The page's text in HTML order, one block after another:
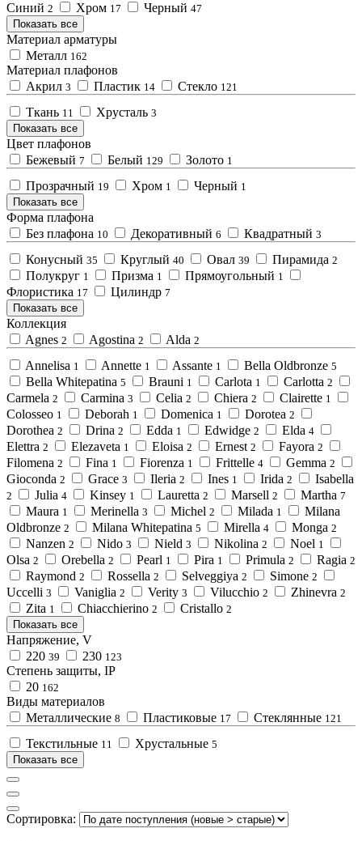
Синий 2 Хром 17 Черный 47
Показать все
Материал арматуры
Металл 162
Материал плафонов
Акрил 3 Пластик 14 Стекло 121
Ткань 11 Хрусталь 3
Показать все
Цвет плафонов
Бежевый 7 Белый 129 Золото 1
Прозрачный 19 Хром 1 Черный 1
Показать все
Форма плафона
Без плафона 10 Декоративный 6 Квадратный 3
Конусный 35 Круглый 40 Овал 39 Пирамида 2
Полукруг 1 Призма 1 Прямоугольный 1
Флористика 17 Цилиндр 7
Показать все
Коллекция
Agnes 2 Agostina 2 Alda 2
Annelisa 1 Annette 1 Assante 1 Bella Oldbronze 5
Bella Whitepatina 5 Brauni 1 Carlota 1 Carlotta 2
Carmela 2 Carmina 3 Celia 2 Chiera 2 Clairette 1
Colosseo 1 Deborah 1 Domenica 1 Dorotea 2
Dorothea 2 Drina 2 Edda 1 Edwidge 2 Elda 4
Elettra 2 Elezaveta 1 Eloisa 2 Ernest 2 Fayora 2
Filomena 2 Fina 1 Fiorenza 1 Frittelle 4 Gemma 2
Gioconda 2 Grace 3 Ileria 2 Ines 1 Irida 2 Isabella
2 Julia 4 Kinsey 1 Lauretta 2 Marsell 2 Martha 7
Maura 1 Merinella 3 Michel 2 Milada 1
Milana
Oldbronze 2 Milana Whitepatina 5 Mirella 4 Monga 2
Nanzen 2 Nido 3 Nield 3 Nikolina 2 Noel 1
Olsa 2 Orebella 2 Pearl 1 Pira 1 Primula 2 Ragia 2
Raymond 2 Rossella 2 Selveggiya 2 Simone 2
Uccelli 3 Vaniglia 2 Verity 3 Vilucchio 2 Zhinevra 2
Zita 1 Сhiacchierino 2 Сristallo 2
Показать все
Напряжение, V
220 39 230 123
Степень защиты, IP
20 162
Виды материалов
Металлические 8 Пластиковые 17 Стеклянные 121
Текстильные 11 Хрустальные 5
Показать все
Сортировка: